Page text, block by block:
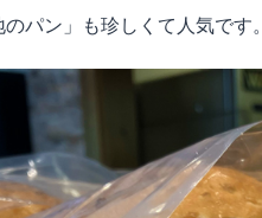
パン」も珍しくて人気です